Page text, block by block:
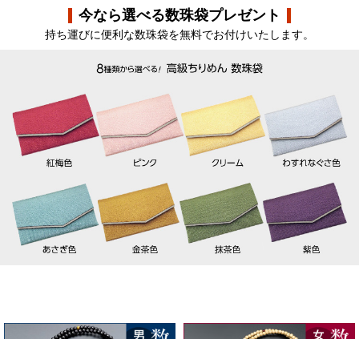
今なら選べる数珠袋プレゼント
持ち運びに便利な数珠袋を無料でお付けいたします。